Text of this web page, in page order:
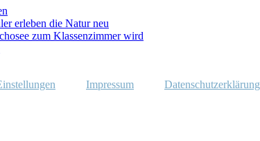
erleben die Natur neu
zum Klassenzimmer wird
Impressum Datenschutzerklärung